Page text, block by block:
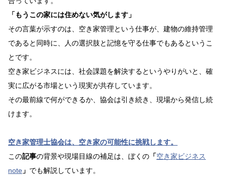
「もうこの家には住めない気がします」
その言葉が示すのは、空き家管理という仕事が、建物の維持管理
であると同時に、人の選択肢と記憶を守る仕事でもあるというこ
とです。
空き家ビジネスには、社会課題を解決するというやりがいと、確
実に広がる市場という現実が共存しています。
その最前線で何ができるか、協会は引き続き、現場から発信し続
けます。
空き家管理士協会は、空き家の可能性に挑戦します。
この記事の背景や現場目線の補足は、ぼくの 「空き家ビジネス
note 」 でも解説しています。